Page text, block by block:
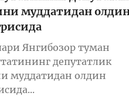
муддатидан
Янгибозор туман
депутатлик
муддатидан олдин